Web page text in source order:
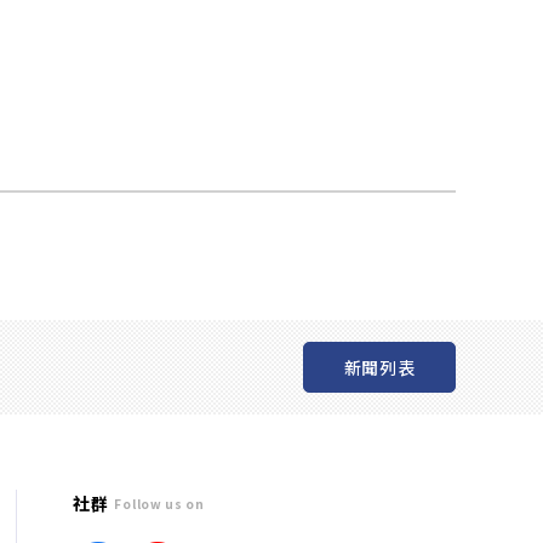
新聞列表
社群 Follow us on